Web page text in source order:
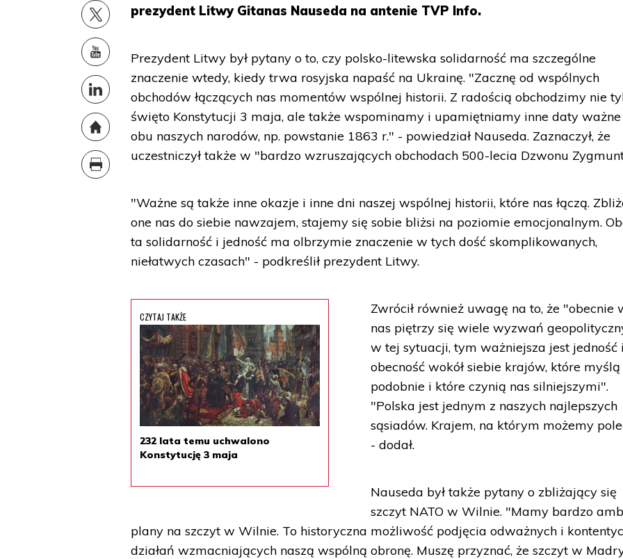
prezydent Litwy Gitanas Nauseda na antenie TVP Info.
Prezydent Litwy był pytany o to, czy polsko-litewska solidarność ma szczególne
znaczenie wtedy, kiedy trwa rosyjska napaść na Ukrainę. "Zacznę od wspólnych
obchodów łączących nas momentów wspólnej historii. Z radością obchodzimy nie
święto Konstytucji 3 maja, ale także wspominamy i upamiętniamy inne daty
obu naszych narodów, np. powstanie 1863 r." - powiedział Nauseda. Zaznaczył, że
uczestniczył także w "bardzo wzruszających obchodach 500-lecia Dzwonu
"Ważne są także inne okazje i inne dni naszej wspólnej historii, które nas łączą.
one nas do siebie nawzajem, stajemy się sobie bliżsi na poziomie emocjonalnym.
ta solidarność i jedność ma olbrzymie znaczenie w tych dość skomplikowanych,
niełatwych czasach" - podkreślił prezydent Litwy.
CZYTAJ TAKŻE
232 lata temu uchwalono
Konstytucję 3 maja
Zwrócił również uwagę na to, że "obecnie
nas piętrzy się wiele wyzwań
w tej sytuacji, tym ważniejsza jest jedność i
obecność wokół siebie krajów, które myślą
podobnie i które czynią nas silniejszymi".
"Polska jest jednym z naszych najlepszych
sąsiadów. Krajem, na którym możemy
- dodał.
Nauseda był także pytany o zbliżający się
szczyt NATO w Wilnie. "Mamy bardzo
plany na szczyt w Wilnie. To historyczna możliwość podjęcia odważnych i
działań wzmacniających naszą wspólną obronę. Muszę przyznać, że szczyt w